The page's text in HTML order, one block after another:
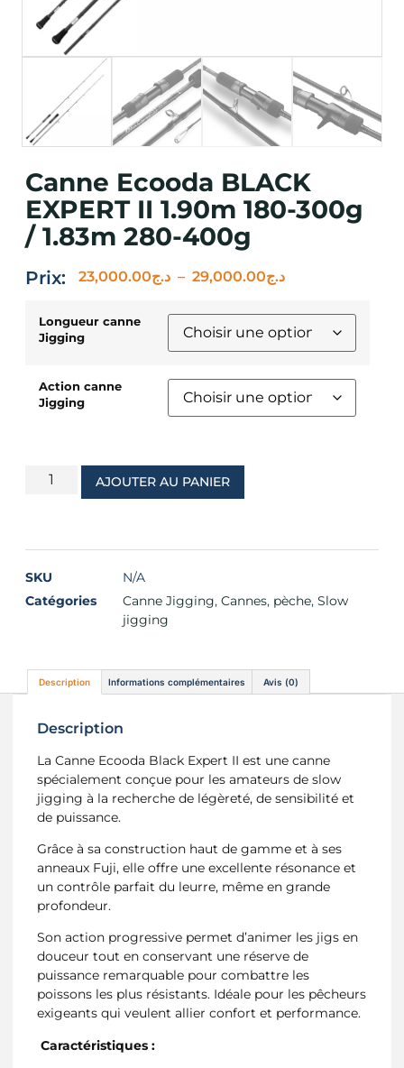
Canne Ecooda BLACK
EXPERT II 1.90m 180-300g
/ 1.83m 280-400g
Prix: د.ج23,000.00 – د.ج29,000.00
Longueur canne
Jigging
Action canne
Jigging
AJOUTER AU PANIER
SKU
N/A
Catégories
Canne Jigging, Cannes, pèche, Slow
jigging
Description Informations complémentaires Avis (0)
Description
La Canne Ecooda Black Expert II est une canne
spécialement conçue pour les amateurs de slow
jigging à la recherche de légèreté, de sensibilité et
de puissance.
Grâce à sa construction haut de gamme et à ses
anneaux Fuji, elle offre une excellente résonance et
un contrôle parfait du leurre, même en grande
profondeur.
Son action progressive permet d’animer les jigs en
douceur tout en conservant une réserve de
puissance remarquable pour combattre les
poissons les plus résistants. Idéale pour les pêcheurs
exigeants qui veulent allier confort et performance.
Caractéristiques :